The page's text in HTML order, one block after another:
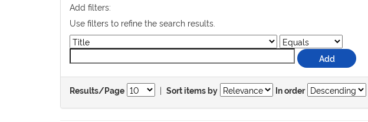
Add filters:
Use filters to refine the search results.
Results/Page | Sort items by In order